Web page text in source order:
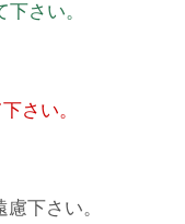
さい。
さい。
下さい。